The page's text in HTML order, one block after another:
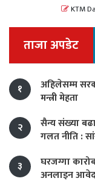
KTM
ताजा अपडेट
१
अहिलेसम्म
मन्त्री मेहता
२
सैन्य संख्या
गलत नीति :
३
घरजग्गा
अनलाइन